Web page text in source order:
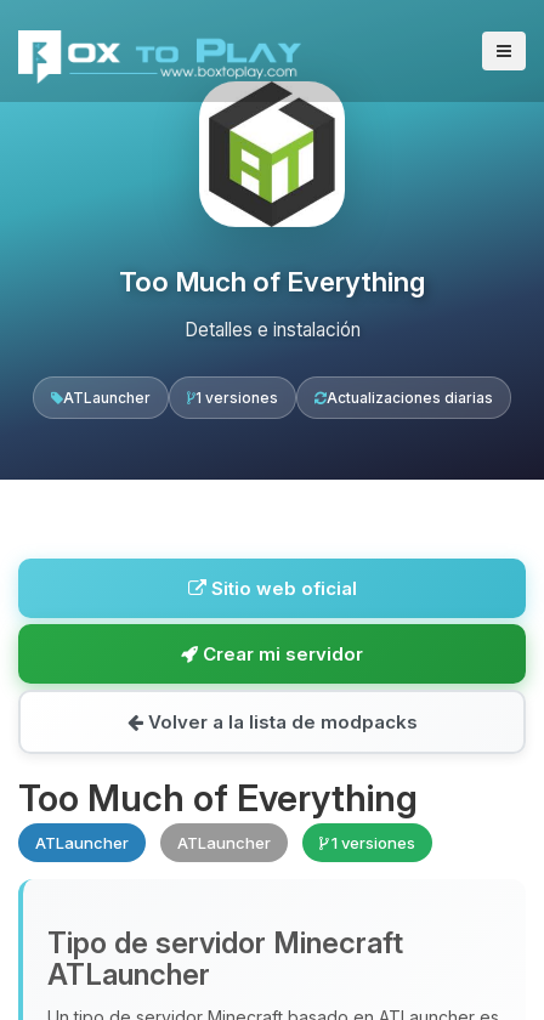
Too Much of Everything
Detalles e instalación
ATLauncher 1 versiones Actualizaciones diarias
Sitio web oficial
Crear mi servidor
Volver a la lista de modpacks
Too Much of Everything
ATLauncher ATLauncher 1 versiones
Tipo de servidor Minecraft
ATLauncher